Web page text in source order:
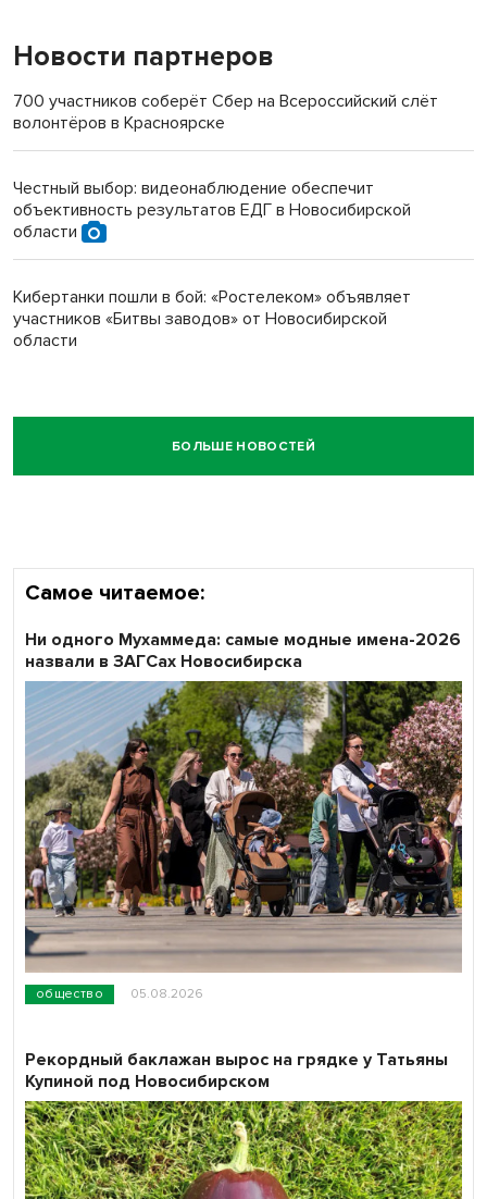
Новости партнеров
700 участников соберёт Сбер на Всероссийский слёт
волонтёров в Красноярске
Честный выбор: видеонаблюдение обеспечит
объективность результатов ЕДГ в Новосибирской
области
Кибертанки пошли в бой: «Ростелеком» объявляет
участников «Битвы заводов» от Новосибирской
области
БОЛЬШЕ НОВОСТЕЙ
Самое читаемое:
общество 05.08.2026
Ни одного Мухаммеда: самые модные имена-2026
назвали в ЗАГСах Новосибирска
Рекордный баклажан вырос на грядке у Татьяны
Купиной под Новосибирском